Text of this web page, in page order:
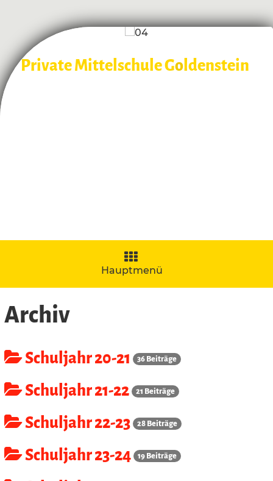
Private Mittelschule Goldenstein
Navigation
aufklappen
Hauptmenü
Archiv
Schuljahr 20-21 36 Beiträge
Schuljahr 21-22 21 Beiträge
Schuljahr 22-23 28 Beiträge
Schuljahr 23-24 19 Beiträge